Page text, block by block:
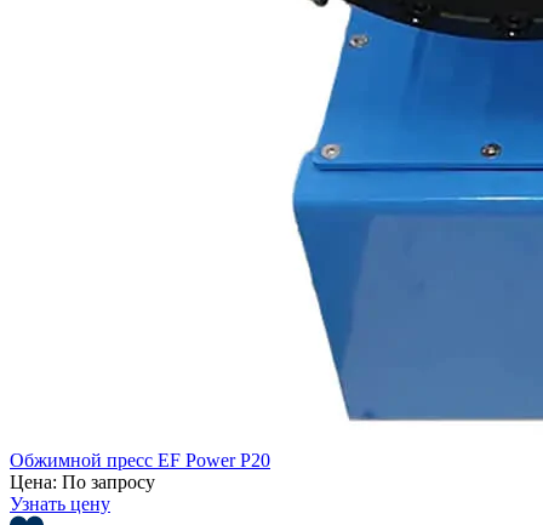
Обжимной пресс EF Power P20
Цена: По запросу
Узнать цену